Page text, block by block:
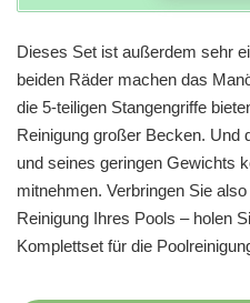
Dieses Set ist außerdem sehr
beiden Räder machen das
die 5-teiligen Stangengriffe
Reinigung großer Becken. Und
und seines geringen Gewichts
mitnehmen. Verbringen Sie
Reinigung Ihres Pools – holen
Komplettset für die